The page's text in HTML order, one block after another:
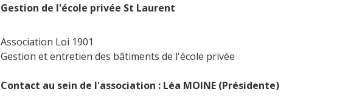
Gestion de l'école privée St Laurent
Association Loi 1901
Gestion et entretien des bâtiments de l'école privée
Contact au sein de l'association : Léa MOINE (Présidente)